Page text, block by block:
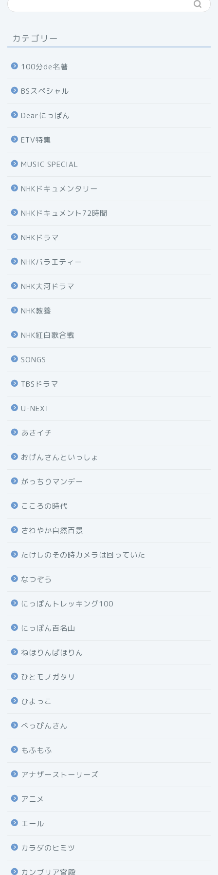
カテゴリー
100分de名著
BSスペシャル
Dearにっぽん
ETV特集
MUSIC SPECIAL
NHKドキュメンタリー
NHKドキュメント72時間
NHKドラマ
NHKバラエティー
NHK大河ドラマ
NHK教養
NHK紅白歌合戦
SONGS
TBSドラマ
U-NEXT
あさイチ
おげんさんといっしょ
がっちりマンデー
こころの時代
さわやか自然百景
たけしのその時カメラは回っていた
なつぞら
にっぽんトレッキング100
にっぽん百名山
ねほりんぱほりん
ひとモノガタリ
ひよっこ
べっぴんさん
もふもふ
アナザーストーリーズ
アニメ
エール
カラダのヒミツ
カンブリア宮殿